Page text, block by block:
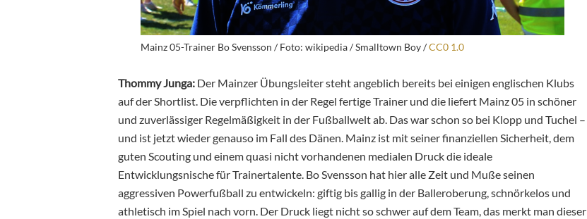
Mainz 05-Trainer Bo Svensson / Foto: wikipedia / Smalltown Boy /CC0 1.0
Thommy Junga: Der Mainzer Übungsleiter steht angeblich bereits bei einigen englischen Klubs
auf der Shortlist. Die verpflichten in der Regel fertige Trainer und die liefert Mainz 05 in schöner
und zuverlässiger Regelmäßigkeit in der Fußballwelt ab. Das war schon so bei Klopp und Tuchel –
und ist jetzt wieder genauso im Fall des Dänen. Mainz ist mit seiner finanziellen Sicherheit, dem
guten Scouting und einem quasi nicht vorhandenen medialen Druck die ideale
Entwicklungsnische für Trainertalente. Bo Svensson hat hier alle Zeit und Muße seinen
aggressiven Powerfußball zu entwickeln: giftig bis gallig in der Balleroberung, schnörkelos und
athletisch im Spiel nach vorn. Der Druck liegt nicht so schwer auf dem Team, das merkt man dieser